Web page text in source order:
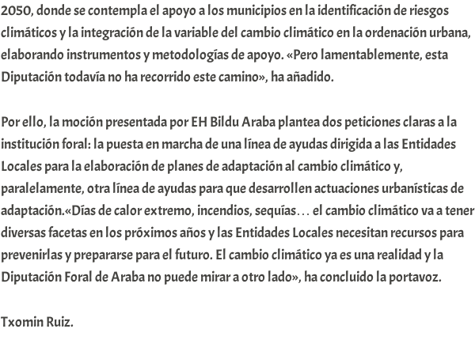
2050, donde se contempla el apoyo a los municipios en la identificación de riesgos
climáticos y la integración de la variable del cambio climático en la ordenación urbana,
elaborando instrumentos y metodologías de apoyo. «Pero lamentablemente, esta
Diputación todavía no ha recorrido este camino», ha añadido.
Por ello, la moción presentada por EH Bildu Araba plantea dos peticiones claras a la
institución foral: la puesta en marcha de una línea de ayudas dirigida a las Entidades
Locales para la elaboración de planes de adaptación al cambio climático y,
paralelamente, otra línea de ayudas para que desarrollen actuaciones urbanísticas de
adaptación.«Días de calor extremo, incendios, sequías… el cambio climático va a tener
diversas facetas en los próximos años y las Entidades Locales necesitan recursos para
prevenirlas y prepararse para el futuro. El cambio climático ya es una realidad y la
Diputación Foral de Araba no puede mirar a otro lado», ha concluido la portavoz.
Txomin Ruiz.